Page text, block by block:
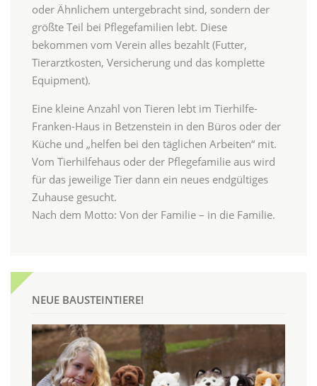
oder Ähnlichem untergebracht sind, sondern der
größte Teil bei Pflegefamilien lebt. Diese
bekommen vom Verein alles bezahlt (Futter,
Tierarztkosten, Versicherung und das komplette
Equipment).
Eine kleine Anzahl von Tieren lebt im Tierhilfe-
Franken-Haus in Betzenstein in den Büros oder der
Küche und „helfen bei den täglichen Arbeiten“ mit.
Vom Tierhilfehaus oder der Pflegefamilie aus wird
für das jeweilige Tier dann ein neues endgültiges
Zuhause gesucht.
Nach dem Motto: Von der Familie – in die Familie.
NEUE BAUSTEINTIERE!